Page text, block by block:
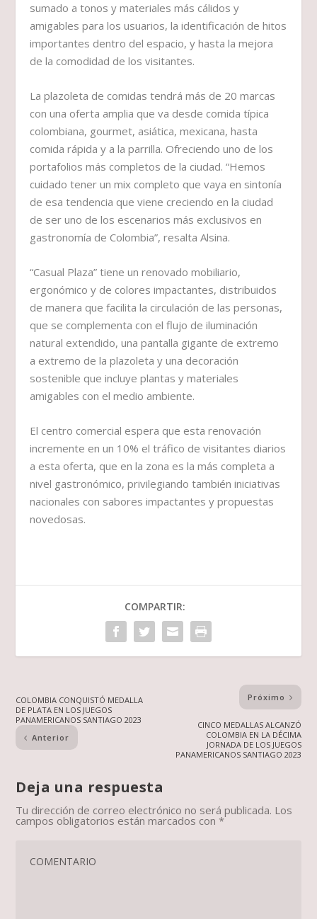
sumado a tonos y materiales más cálidos y
amigables para los usuarios, la identificación de hitos
importantes dentro del espacio, y hasta la mejora
de la comodidad de los visitantes.
La plazoleta de comidas tendrá más de 20 marcas
con una oferta amplia que va desde comida típica
colombiana, gourmet, asiática, mexicana, hasta
comida rápida y a la parrilla. Ofreciendo uno de los
portafolios más completos de la ciudad. “Hemos
cuidado tener un mix completo que vaya en sintonía
de esa tendencia que viene creciendo en la ciudad
de ser uno de los escenarios más exclusivos en
gastronomía de Colombia”, resalta Alsina.
“Casual Plaza” tiene un renovado mobiliario,
ergonómico y de colores impactantes, distribuidos
de manera que facilita la circulación de las personas,
que se complementa con el flujo de iluminación
natural extendido, una pantalla gigante de extremo
a extremo de la plazoleta y una decoración
sostenible que incluye plantas y materiales
amigables con el medio ambiente.
El centro comercial espera que esta renovación
incremente en un 10% el tráfico de visitantes diarios
a esta oferta, que en la zona es la más completa a
nivel gastronómico, privilegiando también iniciativas
nacionales con sabores impactantes y propuestas
novedosas.
COMPARTIR:
COLOMBIA CONQUISTÓ MEDALLA
DE PLATA EN LOS JUEGOS
PANAMERICANOS SANTIAGO 2023
Anterior
Próximo
CINCO MEDALLAS ALCANZÓ
COLOMBIA EN LA DÉCIMA
JORNADA DE LOS JUEGOS
PANAMERICANOS SANTIAGO 2023
Deja una respuesta
Tu dirección de correo electrónico no será publicada. Los
campos obligatorios están marcados con*